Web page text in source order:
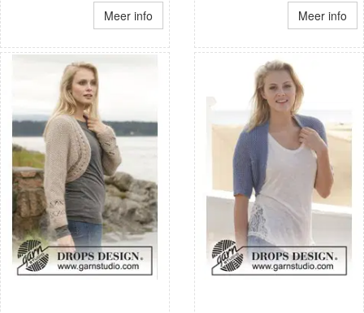
Meer info Meer info